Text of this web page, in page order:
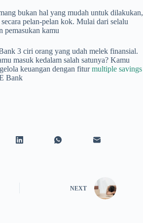
bukan hal yang mudah untuk dilakukan,
pelan-pelan kok. Mulai dari selalu
pemasukan kamu
3 ciri orang yang udah melek finansial.
masuk kedalam salah satunya? Kamu
keuangan dengan fiturmultiple savings
Bank
NEXT